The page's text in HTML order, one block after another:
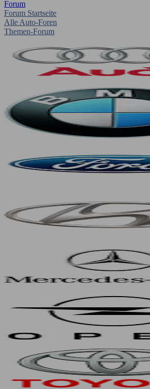
Forum
Forum Startseite
Alle Auto-Foren
Themen-Forum